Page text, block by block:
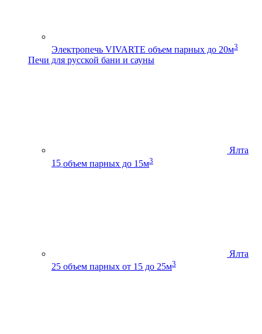
Электропечь VIVARTE объем парных до 20м3
Печи для русской бани и сауны
Ялта
15 объем парных до 15м3
Ялта
25 объем парных от 15 до 25м3